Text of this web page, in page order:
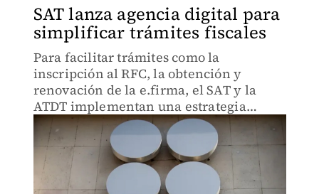
SAT lanza agencia digital para
simplificar trámites fiscales
Para facilitar trámites como la
inscripción al RFC, la obtención y
renovación de la e.firma, el SAT y la
ATDT implementan una estrategia
conjunta de modernización y
simplificación fiscal.